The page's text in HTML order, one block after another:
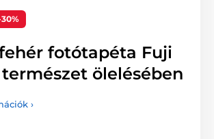
fotótapéta Fuji
ölelésében
›